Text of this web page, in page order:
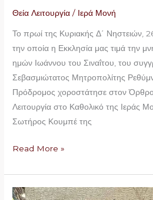
Θεία Λειτουργία / Ιερά Μονή
Το πρωί της Κυριακής Δ΄ Νηστειών,
την οποία η Εκκλησία μας τιμά την
ημών Ιωάννου του Σιναΐτου, του
Σεβασμιώτατος Μητροπολίτης
Πρόδρομος χοροστάτησε στον Όρθρο
Λειτουργία στο Καθολικό της Ιεράς
Σωτήρος Κουμπέ της
Read More »
Ιερό